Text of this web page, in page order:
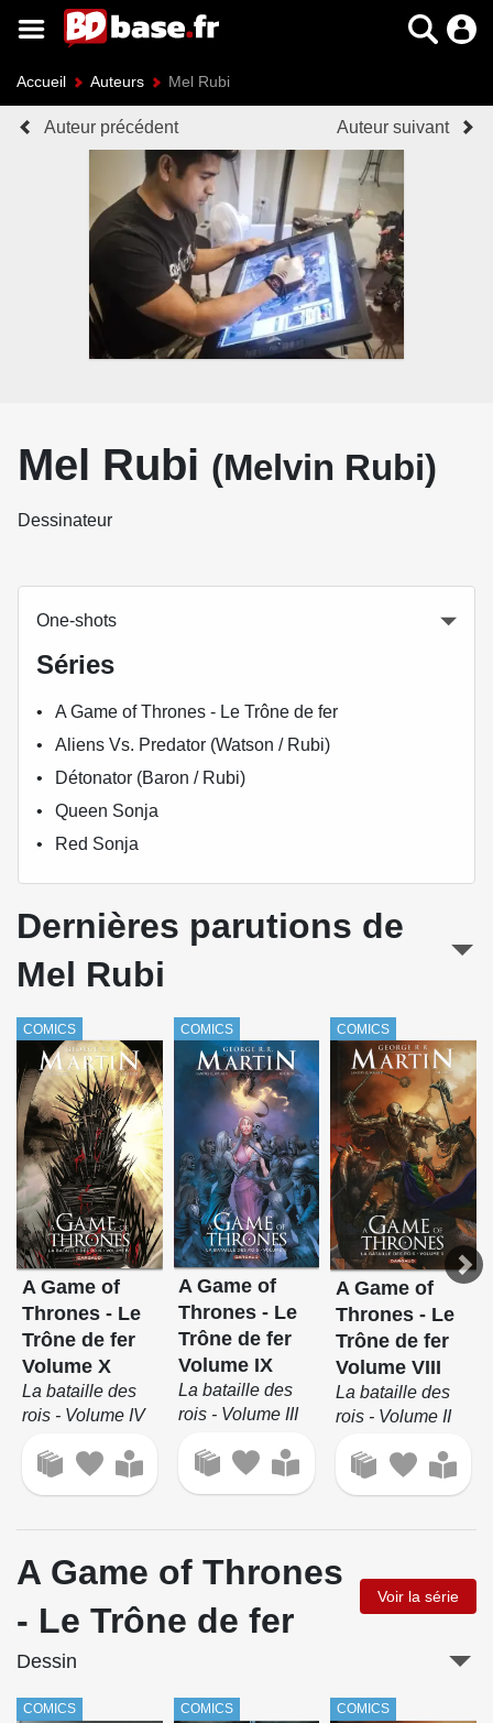
Accueil Auteurs Mel Rubi
Auteur précédent Auteur suivant
Mel Rubi (Melvin Rubi)
Dessinateur
One-shots
Séries
A Game of Thrones - Le Trône de fer
Aliens Vs. Predator (Watson / Rubi)
Détonator (Baron / Rubi)
Queen Sonja
Red Sonja
Dernières parutions de
Mel Rubi
COMICS
A Game of
Thrones - Le
Trône de fer
Volume X
La bataille des
rois - Volume IV
COMICS
A Game of
Thrones - Le
Trône de fer
Volume IX
La bataille des
rois - Volume III
COMICS
A Game of
Thrones - Le
Trône de fer
Volume VIII
La bataille des
rois - Volume II
A Game of Thrones
- Le Trône de fer
Voir la série
Dessin
COMICS COMICS COMICS